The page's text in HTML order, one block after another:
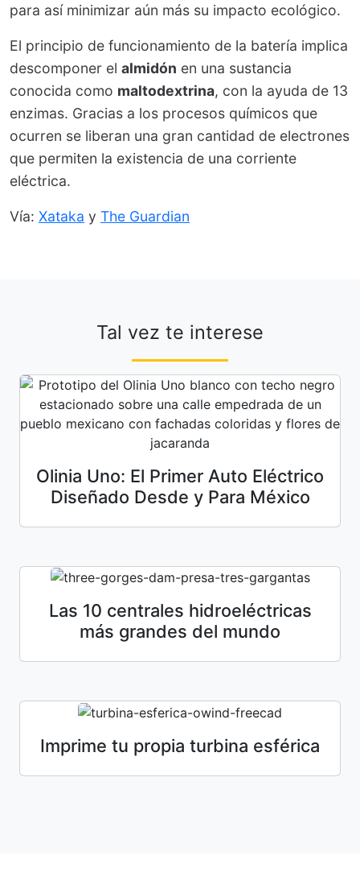
para así minimizar aún más su impacto ecológico.
El principio de funcionamiento de la batería implica
descomponer el almidón en una sustancia
conocida como maltodextrina, con la ayuda de 13
enzimas. Gracias a los procesos químicos que
ocurren se liberan una gran cantidad de electrones
que permiten la existencia de una corriente
eléctrica.
Vía: Xataka y The Guardian
Tal vez te interese
Olinia Uno: El Primer Auto Eléctrico
Diseñado Desde y Para México
Las 10 centrales hidroeléctricas
más grandes del mundo
Imprime tu propia turbina esférica